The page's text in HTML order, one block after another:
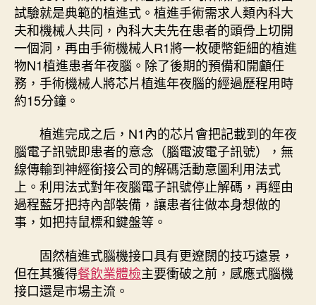
試驗就是典範的植進式。植進手術需求人類內科大
夫和機械人共同，內科大夫先在患者的頭骨上切開
一個洞，再由手術機械人R1將一枚硬幣鉅細的植進
物N1植進患者年夜腦。除了後期的預備和開顱任
務，手術機械人將芯片植進年夜腦的經過歷程用時
約15分鐘。
植進完成之后，N1內的芯片會把記載到的年夜
腦電子訊號即患者的意念（腦電波電子訊號），無
線傳輸到神經銜接公司的解碼活動意圖利用法式
上。利用法式對年夜腦電子訊號停止解碼，再經由
過程藍牙把持內部裝備，讓患者往做本身想做的
事，如把持鼠標和鍵盤等。
固然植進式腦機接口具有更遼闊的技巧遠景，
但在其獲得餐飲業體檢主要衝破之前，感應式腦機
接口還是市場主流。